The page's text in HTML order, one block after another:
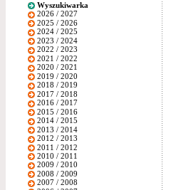
Wyszukiwarka
2026 / 2027
2025 / 2026
2024 / 2025
2023 / 2024
2022 / 2023
2021 / 2022
2020 / 2021
2019 / 2020
2018 / 2019
2017 / 2018
2016 / 2017
2015 / 2016
2014 / 2015
2013 / 2014
2012 / 2013
2011 / 2012
2010 / 2011
2009 / 2010
2008 / 2009
2007 / 2008